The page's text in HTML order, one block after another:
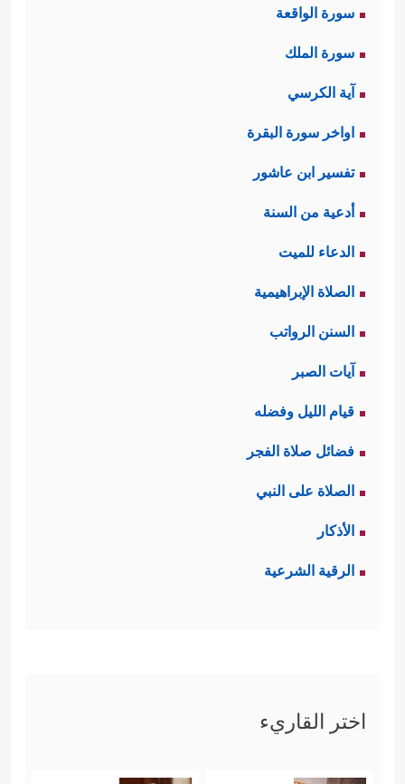
سورة الواقعة
سورة الملك
آية الكرسي
اواخر سورة البقرة
تفسير ابن عاشور
أدعية من السنة
الدعاء للميت
الصلاة الإبراهيمية
السنن الرواتب
آيات الصبر
قيام الليل وفضله
فضائل صلاة الفجر
الصلاة على النبي
الأذكار
الرقية الشرعية
اختر القاريء